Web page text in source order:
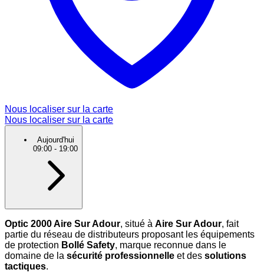
Nous localiser sur la carte
Nous localiser sur la carte
Aujourd'hui
09:00 - 19:00
Optic 2000 Aire Sur Adour, situé à Aire Sur Adour, fait
partie du réseau de distributeurs proposant les équipements
de protection Bollé Safety, marque reconnue dans le
domaine de la sécurité professionnelle et des solutions
tactiques.